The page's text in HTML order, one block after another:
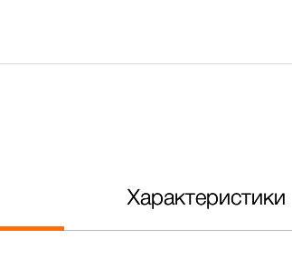
Характеристики